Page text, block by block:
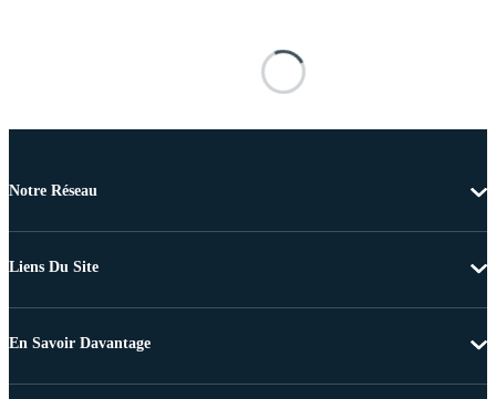
Notre Réseau
Liens Du Site
En Savoir Davantage